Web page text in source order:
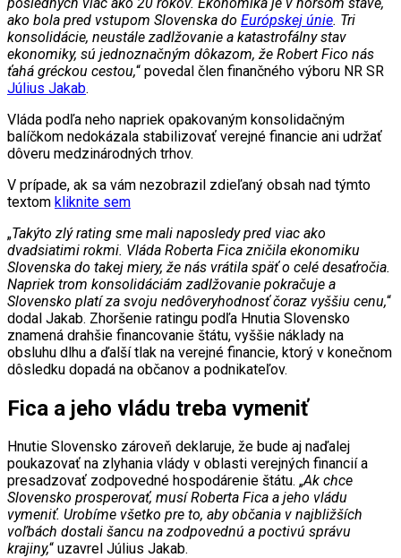
ako bola pred vstupom Slovenska do Európskej únie. Tri
konsolidácie, neustále zadlžovanie a katastrofálny stav
ekonomiky, sú jednoznačným dôkazom, že Robert Fico nás
ťahá gréckou cestou,“ povedal člen finančného výboru NR SR
Július Jakab.
Vláda podľa neho napriek opakovaným konsolidačným
balíčkom nedokázala stabilizovať verejné financie ani udržať
dôveru medzinárodných trhov.
V prípade, ak sa vám nezobrazil zdieľaný obsah nad týmto
textom kliknite sem
„Takýto zlý rating sme mali naposledy pred viac ako
dvadsiatimi rokmi. Vláda Roberta Fica zničila ekonomiku
Slovenska do takej miery, že nás vrátila späť o celé desaťročia.
Napriek trom konsolidáciám zadlžovanie pokračuje a
Slovensko platí za svoju nedôveryhodnosť čoraz vyššiu cenu,“
dodal Jakab. Zhoršenie ratingu podľa Hnutia Slovensko
znamená drahšie financovanie štátu, vyššie náklady na
obsluhu dlhu a ďalší tlak na verejné financie, ktorý v konečnom
dôsledku dopadá na občanov a podnikateľov.
Fica a jeho vládu treba vymeniť
Hnutie Slovensko zároveň deklaruje, že bude aj naďalej
poukazovať na zlyhania vlády v oblasti verejných financií a
presadzovať zodpovedné hospodárenie štátu. „Ak chce
Slovensko prosperovať, musí Roberta Fica a jeho vládu
vymeniť. Urobíme všetko pre to, aby občania v najbližších
voľbách dostali šancu na zodpovednú a poctivú správu
krajiny,“ uzavrel Július Jakab.